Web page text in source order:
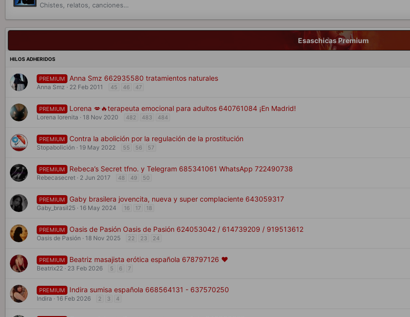
Chistes, relatos, canciones…
Esaschicas Premium
PREMIUM Anna Smz 662935580 tratamientos naturales
Anna Smz 22 Feb 2011 45 46 47
PREMIUM Lorena 💋🔥terapeuta emocional para adultos 640761084 ¡En Madrid!
Lorena lorenita 18 Nov 2020 482 483 484
PREMIUM Contra la abolición por la regulación de la prostitución
Stopabolición 19 May 2022 55 56 57
PREMIUM Rebeca’s Secret tfno. y Telegram 685341061 WhatsApp 722490738
Rebecasecret 2 Jun 2017 48 49 50
PREMIUM Gaby brasilera jovencita, nueva y super complaciente 643059317
Gaby_brasil25 16 May 2024 16 17 18
PREMIUM Oasis de Pasión Oasis de Pasión 624053042 / 614739209 / 919513612
Oasis de Pasión 18 Nov 2025 22 23 24
PREMIUM Beatriz masajista erótica española 678797126 ❤️
Beatrix22 23 Feb 2026 5 6 7
PREMIUM Indira sumisa española 668564131 - 637570250
Indira 16 Feb 2026 2 3 4